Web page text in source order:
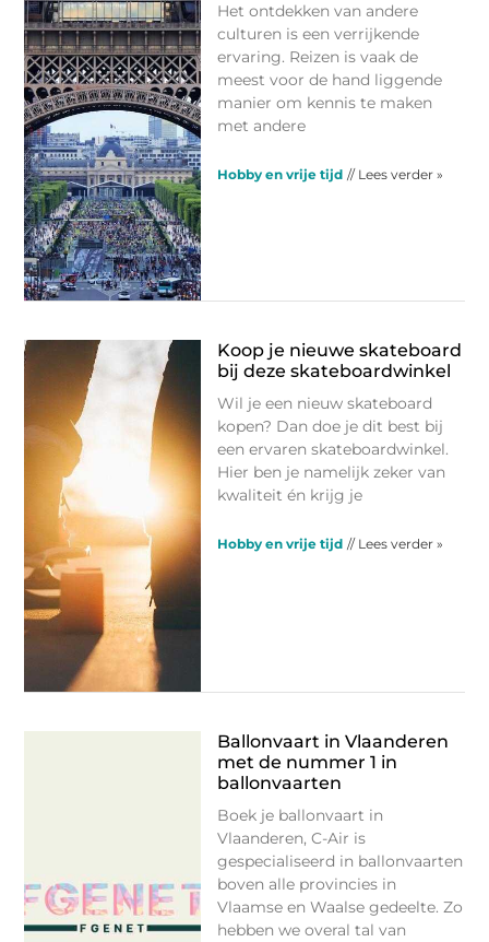
Het ontdekken van andere
culturen is een verrijkende
ervaring. Reizen is vaak de
meest voor de hand liggende
manier om kennis te maken
met andere
Hobby en vrije tijd // Lees verder »
Koop je nieuwe skateboard
bij deze skateboardwinkel
Wil je een nieuw skateboard
kopen? Dan doe je dit best bij
een ervaren skateboardwinkel.
Hier ben je namelijk zeker van
kwaliteit én krijg je
Hobby en vrije tijd // Lees verder »
Ballonvaart in Vlaanderen
met de nummer 1 in
ballonvaarten
Boek je ballonvaart in
Vlaanderen, C-Air is
gespecialiseerd in ballonvaarten
boven alle provincies in
Vlaamse en Waalse gedeelte. Zo
hebben we overal tal van